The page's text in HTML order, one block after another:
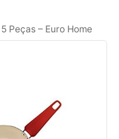
Peças – Euro Home